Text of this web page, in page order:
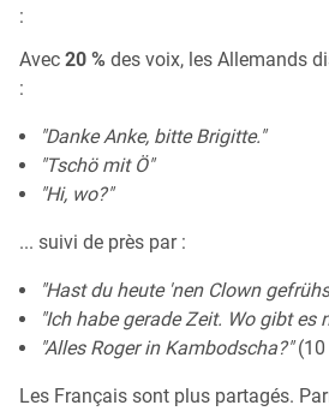
:
Avec 20 % des voix, les Allemands
:
"Danke Anke, bitte Brigitte."
"Tschö mit Ö"
"Hi, wo?"
... suivi de près par :
"Hast du heute 'nen Clown
"Ich habe gerade Zeit. Wo gibt es
"Alles Roger in Kambodscha?"(10
Les Français sont plus partagés.